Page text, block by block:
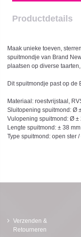
Productdetails
Maak unieke toeven,
spuitmondje van Brand
plaatsen op diverse
Dit spuitmondje past op de
Materiaal: roestvrijstaal,
Sluitopening spuitmond: Ø
Vulopening spuitmond: Ø ±
Lengte spuitmond: ± 38 mm
Type spuitmond: open ster
Verzenden &
Retourneren